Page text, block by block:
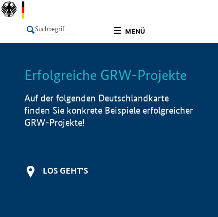
MENÜ
LISTE Info
Erfolgreiche GRW-Projekte
Auf der folgenden Deutschlandkarte
finden Sie konkrete Beispiele erfolgreicher
GRW-Projekte!
LOS GEHT'S